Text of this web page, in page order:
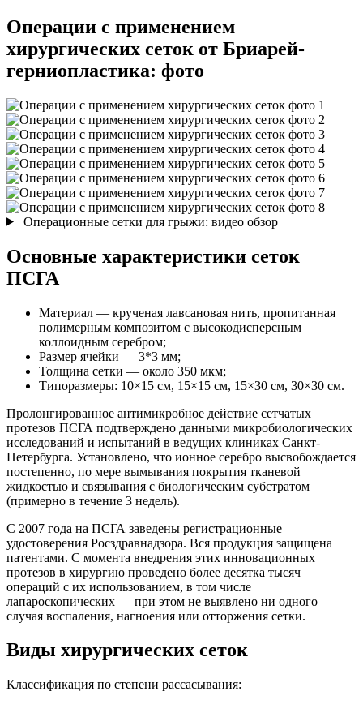
Операции с применением
хирургических сеток от Бриарей-
герниопластика: фото
Операционные сетки для грыжи: видео обзор
Основные характеристики сеток
ПСГА
Материал — крученая лавсановая нить, пропитанная
полимерным композитом с высокодисперсным
коллоидным серебром;
Размер ячейки — 3*3 мм;
Толщина сетки — около 350 мкм;
Типоразмеры: 10×15 см, 15×15 см, 15×30 см, 30×30 см.
Пролонгированное антимикробное действие сетчатых
протезов ПСГА подтверждено данными микробиологических
исследований и испытаний в ведущих клиниках Санкт-
Петербурга. Установлено, что ионное серебро высвобождается
постепенно, по мере вымывания покрытия тканевой
жидкостью и связывания с биологическим субстратом
(примерно в течение 3 недель).
С 2007 года на ПСГА заведены регистрационные
удостоверения Росздравнадзора. Вся продукция защищена
патентами. С момента внедрения этих инновационных
протезов в хирургию проведено более десятка тысяч
операций с их использованием, в том числе
лапароскопических — при этом не выявлено ни одного
случая воспаления, нагноения или отторжения сетки.
Виды хирургических сеток
Классификация по степени рассасывания: